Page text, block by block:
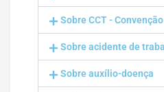
Sobre CCT -
Sobre acidente de
Sobre auxílio-doença